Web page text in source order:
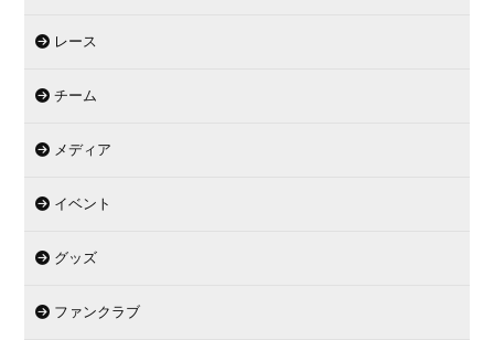
レース
チーム
メディア
イベント
グッズ
ファンクラブ